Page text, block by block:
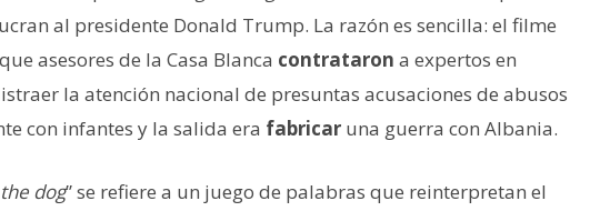
al presidente Donald Trump. La razón es sencilla: el filme
asesores de la Casa Blanca contrataron a expertos en
la atención nacional de presuntas acusaciones de abusos
con infantes y la salida era fabricar una guerra con Albania.
dog” se refiere a un juego de palabras que reinterpretan el